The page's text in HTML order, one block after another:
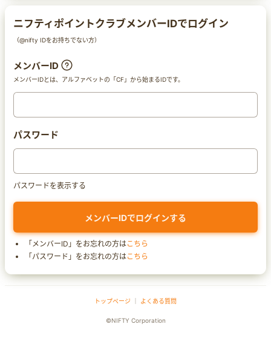
ニフティポイントクラブメンバーIDでログイン
（@nifty IDをお持ちでない方）
メンバーID
メンバーIDとは、アルファベットの「CF」から始まるIDです。
パスワード
パスワードを表示する
「メンバーID」をお忘れの方はこちら
「パスワード」をお忘れの方はこちら
トップページ よくある質問
©NIFTY Corporation